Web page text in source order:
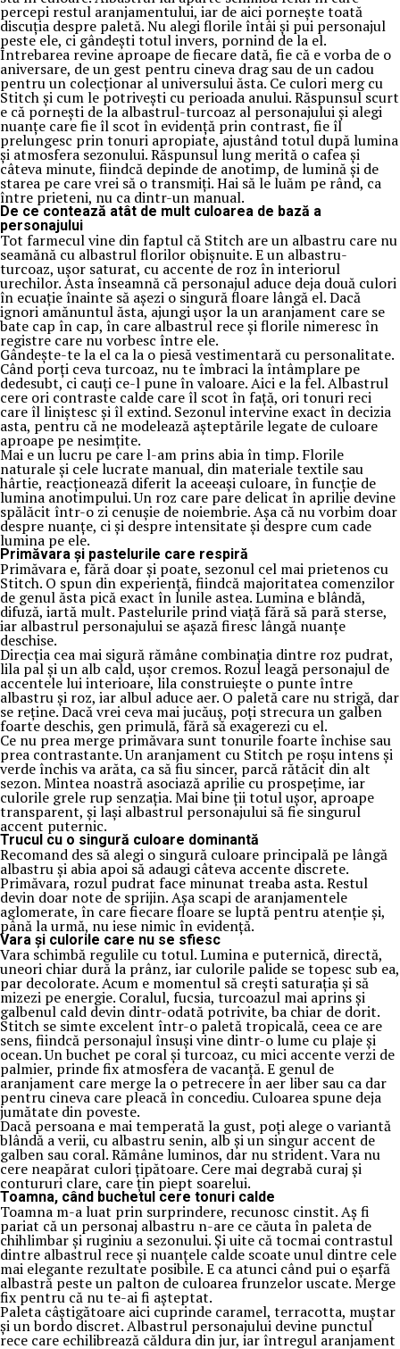
percepi restul aranjamentului, iar de aici pornește toată
discuția despre paletă. Nu alegi florile întâi și pui personajul
peste ele, ci gândești totul invers, pornind de la el.
Întrebarea revine aproape de fiecare dată, fie că e vorba de o
aniversare, de un gest pentru cineva drag sau de un cadou
pentru un colecționar al universului ăsta. Ce culori merg cu
Stitch și cum le potrivești cu perioada anului. Răspunsul scurt
e că pornești de la albastrul-turcoaz al personajului și alegi
nuanțe care fie îl scot în evidență prin contrast, fie îl
prelungesc prin tonuri apropiate, ajustând totul după lumina
și atmosfera sezonului. Răspunsul lung merită o cafea și
câteva minute, fiindcă depinde de anotimp, de lumină și de
starea pe care vrei să o transmiți. Hai să le luăm pe rând, ca
între prieteni, nu ca dintr-un manual.
De ce contează atât de mult culoarea de bază a
personajului
Tot farmecul vine din faptul că Stitch are un albastru care nu
seamănă cu albastrul florilor obișnuite. E un albastru-
turcoaz, ușor saturat, cu accente de roz în interiorul
urechilor. Asta înseamnă că personajul aduce deja două culori
în ecuație înainte să așezi o singură floare lângă el. Dacă
ignori amănuntul ăsta, ajungi ușor la un aranjament care se
bate cap în cap, în care albastrul rece și florile nimeresc în
registre care nu vorbesc între ele.
Gândește-te la el ca la o piesă vestimentară cu personalitate.
Când porți ceva turcoaz, nu te îmbraci la întâmplare pe
dedesubt, ci cauți ce-l pune în valoare. Aici e la fel. Albastrul
cere ori contraste calde care îl scot în față, ori tonuri reci
care îl liniștesc și îl extind. Sezonul intervine exact în decizia
asta, pentru că ne modelează așteptările legate de culoare
aproape pe nesimțite.
Mai e un lucru pe care l-am prins abia în timp. Florile
naturale și cele lucrate manual, din materiale textile sau
hârtie, reacționează diferit la aceeași culoare, în funcție de
lumina anotimpului. Un roz care pare delicat în aprilie devine
spălăcit într-o zi cenușie de noiembrie. Așa că nu vorbim doar
despre nuanțe, ci și despre intensitate și despre cum cade
lumina pe ele.
Primăvara și pastelurile care respiră
Primăvara e, fără doar și poate, sezonul cel mai prietenos cu
Stitch. O spun din experiență, fiindcă majoritatea comenzilor
de genul ăsta pică exact în lunile astea. Lumina e blândă,
difuză, iartă mult. Pastelurile prind viață fără să pară sterse,
iar albastrul personajului se așază firesc lângă nuanțe
deschise.
Direcția cea mai sigură rămâne combinația dintre roz pudrat,
lila pal și un alb cald, ușor cremos. Rozul leagă personajul de
accentele lui interioare, lila construiește o punte între
albastru și roz, iar albul aduce aer. O paletă care nu strigă, dar
se reține. Dacă vrei ceva mai jucăuș, poți strecura un galben
foarte deschis, gen primulă, fără să exagerezi cu el.
Ce nu prea merge primăvara sunt tonurile foarte închise sau
prea contrastante. Un aranjament cu Stitch pe roșu intens și
verde închis va arăta, ca să fiu sincer, parcă rătăcit din alt
sezon. Mintea noastră asociază aprilie cu prospețime, iar
culorile grele rup senzația. Mai bine ții totul ușor, aproape
transparent, și lași albastrul personajului să fie singurul
accent puternic.
Trucul cu o singură culoare dominantă
Recomand des să alegi o singură culoare principală pe lângă
albastru și abia apoi să adaugi câteva accente discrete.
Primăvara, rozul pudrat face minunat treaba asta. Restul
devin doar note de sprijin. Așa scapi de aranjamentele
aglomerate, în care fiecare floare se luptă pentru atenție și,
până la urmă, nu iese nimic în evidență.
Vara și culorile care nu se sfiesc
Vara schimbă regulile cu totul. Lumina e puternică, directă,
uneori chiar dură la prânz, iar culorile palide se topesc sub ea,
par decolorate. Acum e momentul să crești saturația și să
mizezi pe energie. Coralul, fucsia, turcoazul mai aprins și
galbenul cald devin dintr-odată potrivite, ba chiar de dorit.
Stitch se simte excelent într-o paletă tropicală, ceea ce are
sens, fiindcă personajul însuși vine dintr-o lume cu plaje și
ocean. Un buchet pe coral și turcoaz, cu mici accente verzi de
palmier, prinde fix atmosfera de vacanță. E genul de
aranjament care merge la o petrecere în aer liber sau ca dar
pentru cineva care pleacă în concediu. Culoarea spune deja
jumătate din poveste.
Dacă persoana e mai temperată la gust, poți alege o variantă
blândă a verii, cu albastru senin, alb și un singur accent de
galben sau coral. Rămâne luminos, dar nu strident. Vara nu
cere neapărat culori țipătoare. Cere mai degrabă curaj și
contururi clare, care țin piept soarelui.
Toamna, când buchetul cere tonuri calde
Toamna m-a luat prin surprindere, recunosc cinstit. Aș fi
pariat că un personaj albastru n-are ce căuta în paleta de
chihlimbar și ruginiu a sezonului. Și uite că tocmai contrastul
dintre albastrul rece și nuanțele calde scoate unul dintre cele
mai elegante rezultate posibile. E ca atunci când pui o eșarfă
albastră peste un palton de culoarea frunzelor uscate. Merge
fix pentru că nu te-ai fi așteptat.
Paleta câștigătoare aici cuprinde caramel, terracotta, muștar
și un bordo discret. Albastrul personajului devine punctul
rece care echilibrează căldura din jur, iar întregul aranjament